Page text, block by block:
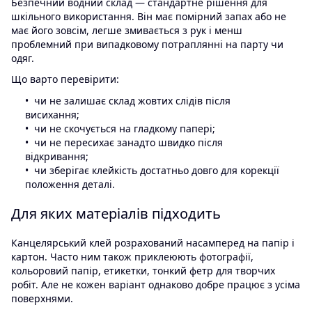
шкільного використання. Він має помірний запах або не
має його зовсім, легше змивається з рук і менш
проблемний при випадковому потраплянні на парту чи
одяг.
Що варто перевірити:
чи не залишає склад жовтих слідів після
висихання;
чи не скочується на гладкому папері;
чи не пересихає занадто швидко після
відкривання;
чи зберігає клейкість достатньо довго для корекції
положення деталі.
Для яких матеріалів підходить
Канцелярський клей розрахований насамперед на папір і
картон. Часто ним також приклеюють фотографії,
кольоровий папір, етикетки, тонкий фетр для творчих
робіт. Але не кожен варіант однаково добре працює з усіма
поверхнями.